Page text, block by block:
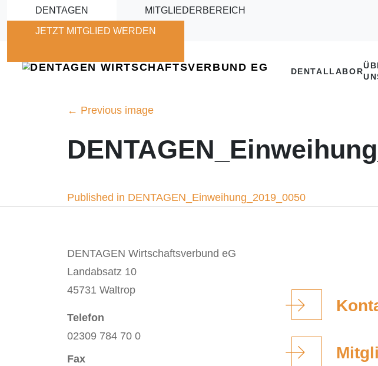
Skip to main content
DENTAGEN MITGLIEDERBEREICH
JETZT MITGLIED WERDEN
← Previous image
Beitragsnavigation
Published in DENTAGEN_Einweihung_2019_0050
DENTAGEN Wirtschaftsverbund eG
Landabsatz 10
45731 Waltrop
Telefon
02309 784 70 0
Fax